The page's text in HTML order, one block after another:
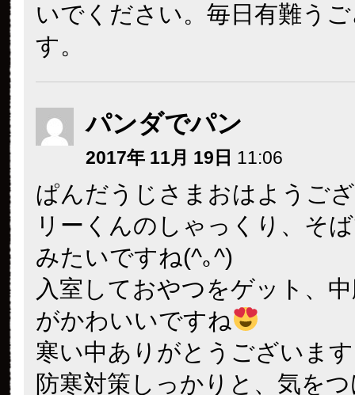
いでください。毎日有難う
す。
パンダでパン
2017年 11月 19日 11:06
ぱんだうじさまおはようご
リーくんのしゃっくり、そ
みたいですね(^｡^)
入室しておやつをゲット、
がかわいいですね
寒い中ありがとうございます
防寒対策しっかりと、気を